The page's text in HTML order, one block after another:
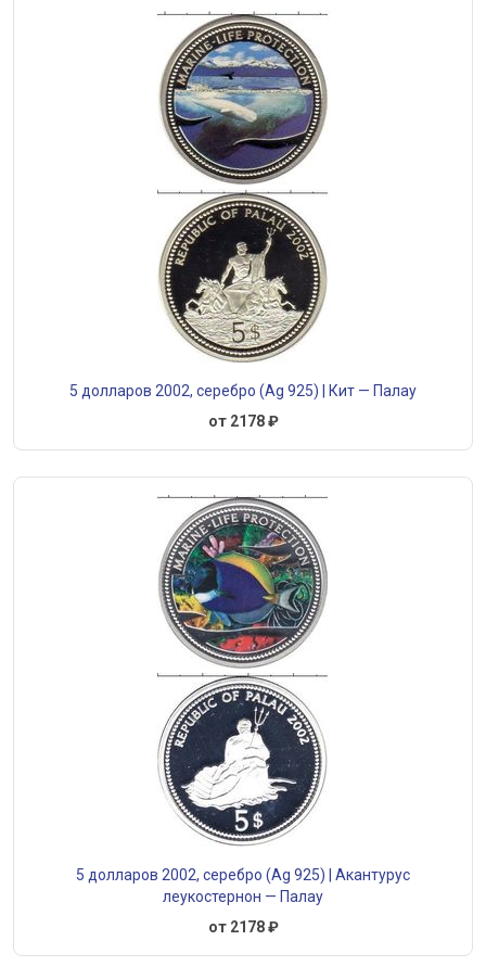
5 долларов 2002, серебро (Ag 925) | Кит — Палау
от 2178 ₽
5 долларов 2002, серебро (Ag 925) | Акантурус
леукостернон — Палау
от 2178 ₽